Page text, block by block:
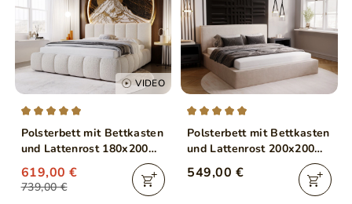
VIDEO
Polsterbett mit Bettkasten
und Lattenrost 180x200
Cloud Bouclé-Stoff Beige
739,00 €
619,00 €
Polsterbett mit Bettkasten
und Lattenrost 200x200
Monaco Beige
549,00 €